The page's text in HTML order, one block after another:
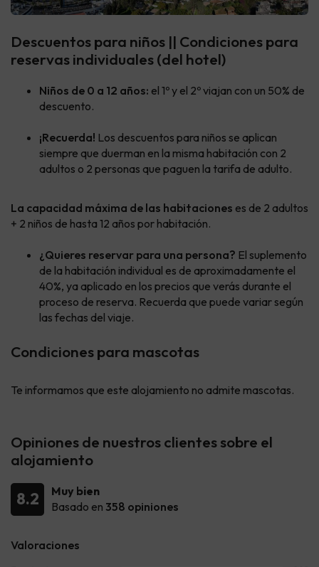
Descuentos para niños || Condiciones para
reservas individuales (del hotel)
Niños de 0 a 12 años: el 1º y el 2º viajan con un 50% de
descuento.
¡Recuerda! Los descuentos para niños se aplican
siempre que duerman en la misma habitación con 2
adultos o 2 personas que paguen la tarifa de adulto.
La capacidad máxima de las habitaciones es de 2 adultos
+ 2 niños de hasta 12 años por habitación.
¿Quieres reservar para una persona? El suplemento
de la habitación individual es de aproximadamente el
40%, ya aplicado en los precios que verás durante el
proceso de reserva. Recuerda que puede variar según
las fechas del viaje.
Condiciones para mascotas
Te informamos que este alojamiento no admite mascotas.
Opiniones de nuestros clientes sobre el
alojamiento
8.2
Muy bien
Basado en 358 opiniones